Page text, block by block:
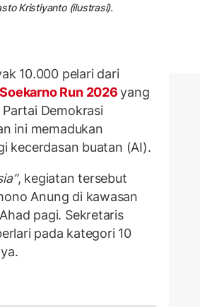
Kristiyanto (ilustrasi).
10.000 pelari dari
Soekarno Run 2026yang
Partai Demokrasi
ini memadukan
kecerdasan buatan (AI).
, kegiatan tersebut
Anung di kawasan
pagi. Sekretaris
pada kategori 10